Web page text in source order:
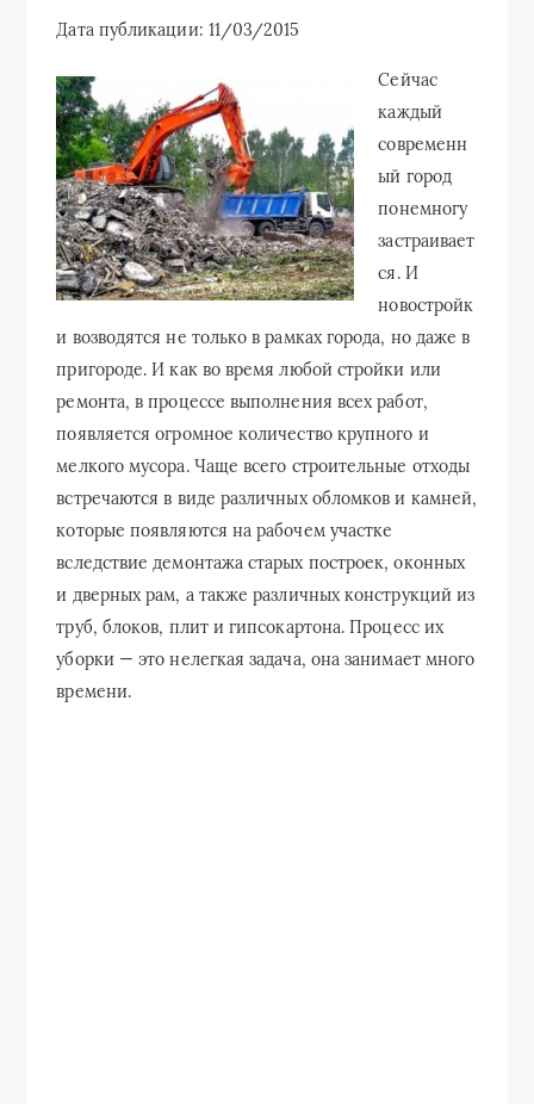
Дата публикации: 11/03/2015
Сейчас
каждый
современн
ый город
понемногу
застраивает
ся. И
новостройк
и возводятся не только в рамках города, но даже в
пригороде. И как во время любой стройки или
ремонта, в процессе выполнения всех работ,
появляется огромное количество крупного и
мелкого мусора. Чаще всего строительные отходы
встречаются в виде различных обломков и камней,
которые появляются на рабочем участке
вследствие демонтажа старых построек, оконных
и дверных рам, а также различных конструкций из
труб, блоков, плит и гипсокартона. Процесс их
уборки — это нелегкая задача, она занимает много
времени.